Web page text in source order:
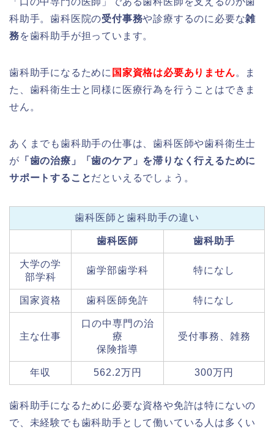
科助手。歯科医院の受付事務や診療するのに必要な雑
務を歯科助手が担っています。
歯科助手になるために 国家資格は必要ありません。ま
た、歯科衛生士と同様に医療行為を行うことはできま
せん。
あくまでも歯科助手の仕事は、歯科医師や歯科衛生士
が 「歯の治療」「歯のケア」を滞りなく行えるために
サポートすることだといえるでしょう。
歯科医師と歯科助手の違い
歯科医師 歯科助手
大学の学
部学科
歯学部歯学科 特になし
国家資格 歯科医師免許 特になし
主な仕事
口の中専門の治
療
保険指導
受付事務、雑務
年収 562.2万円 300万円
歯科助手になるために必要な資格や免許は特にないの
で、未経験でも歯科助手として働いている人は多くい